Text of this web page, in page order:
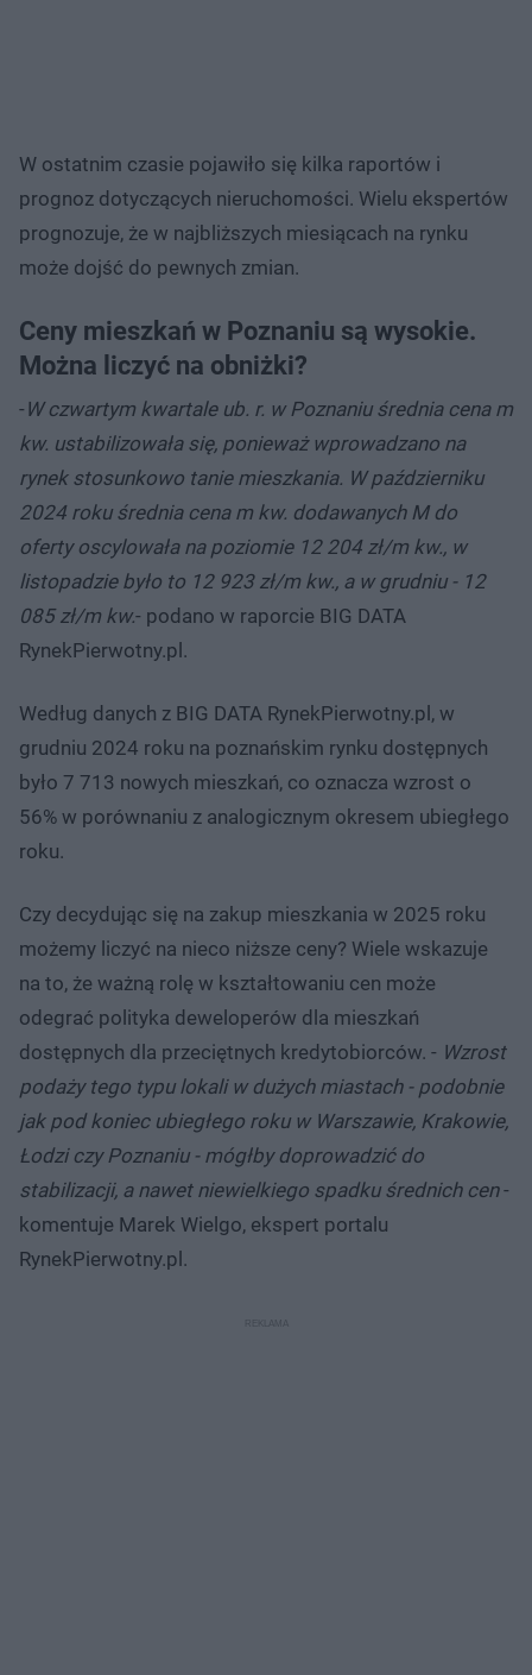
W ostatnim czasie pojawiło się kilka raportów i
prognoz dotyczących nieruchomości. Wielu ekspertów
prognozuje, że w najbliższych miesiącach na rynku
może dojść do pewnych zmian.
Ceny mieszkań w Poznaniu są wysokie.
Można liczyć na obniżki?
- W czwartym kwartale ub. r. w Poznaniu średnia cena m
kw. ustabilizowała się, ponieważ wprowadzano na
rynek stosunkowo tanie mieszkania. W październiku
2024 roku średnia cena m kw. dodawanych M do
oferty oscylowała na poziomie 12 204 zł/m kw., w
listopadzie było to 12 923 zł/m kw., a w grudniu - 12
085 zł/m kw.- podano w raporcie BIG DATA
RynekPierwotny.pl.
Według danych z BIG DATA RynekPierwotny.pl, w
grudniu 2024 roku na poznańskim rynku dostępnych
było 7 713 nowych mieszkań, co oznacza wzrost o
56% w porównaniu z analogicznym okresem ubiegłego
roku.
Czy decydując się na zakup mieszkania w 2025 roku
możemy liczyć na nieco niższe ceny? Wiele wskazuje
na to, że ważną rolę w kształtowaniu cen może
odegrać polityka deweloperów dla mieszkań
dostępnych dla przeciętnych kredytobiorców. - Wzrost
podaży tego typu lokali w dużych miastach - podobnie
jak pod koniec ubiegłego roku w Warszawie, Krakowie,
Łodzi czy Poznaniu - mógłby doprowadzić do
stabilizacji, a nawet niewielkiego spadku średnich cen-
komentuje Marek Wielgo, ekspert portalu
RynekPierwotny.pl.